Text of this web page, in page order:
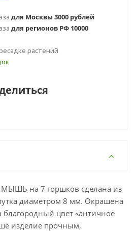
для Москвы 3000 рублей
для регионов РФ 10000
растений
МЫШЬ на 7 горшков сделана из
диаметром 8 мм. Окрашена
цвет «античное
изделие прочным,